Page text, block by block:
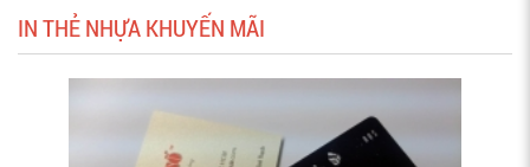
IN THẺ NHỰA KHUYẾN MÃI